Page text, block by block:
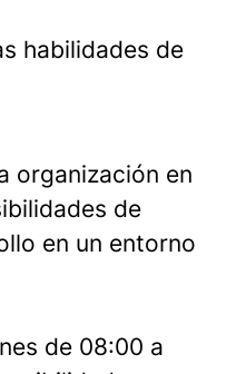
habilidades de
organización en
de
en un entorno
de 08:00 a